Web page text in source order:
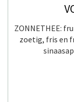
ZONNETHEE:
zoetig, fris en